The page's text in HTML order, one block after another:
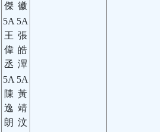
傑 徽
5A
王
偉
丞
5A
張
皓
滭
5A
陳
逸
朗
5A
黃
靖
汶